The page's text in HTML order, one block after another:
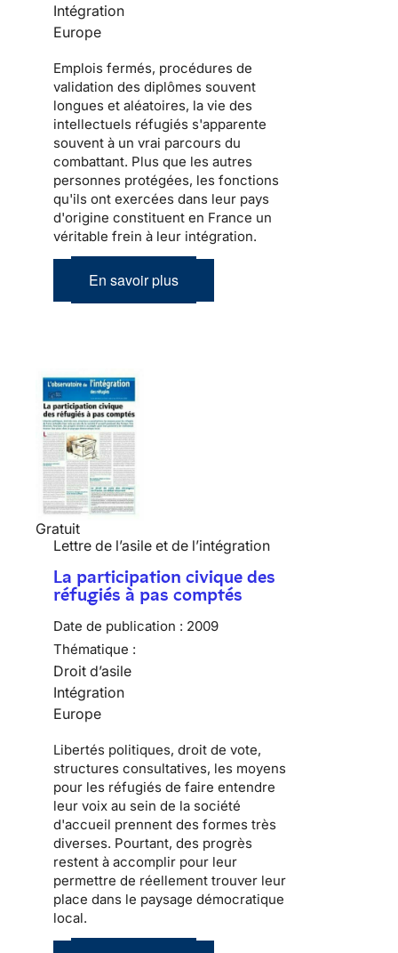
Intégration
Europe
Emplois fermés, procédures de
validation des diplômes souvent
longues et aléatoires, la vie des
intellectuels réfugiés s'apparente
souvent à un vrai parcours du
combattant. Plus que les autres
personnes protégées, les fonctions
qu'ils ont exercées dans leur pays
d'origine constituent en France un
véritable frein à leur intégration.
En savoir plus
Gratuit
Lettre de l’asile et de l’intégration
La participation civique des
réfugiés à pas comptés
Date de publication : 2009
Thématique :
Droit d’asile
Intégration
Europe
Libertés politiques, droit de vote,
structures consultatives, les moyens
pour les réfugiés de faire entendre
leur voix au sein de la société
d'accueil prennent des formes très
diverses. Pourtant, des progrès
restent à accomplir pour leur
permettre de réellement trouver leur
place dans le paysage démocratique
local.